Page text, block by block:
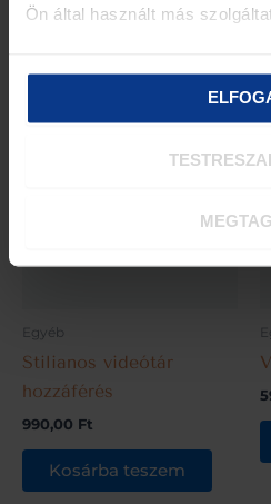
Ön által használt más
Kosárba teszem
Egyéb
Stilianos videótár
hozzáférés
990,00 Ft
Kosárba teszem